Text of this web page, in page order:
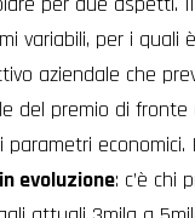
variabili, per i quali
aziendale che
del premio di fronte
economici.
evoluzione: c’è chi